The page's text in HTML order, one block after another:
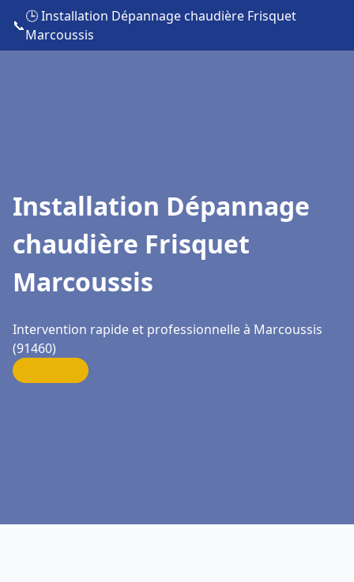
📞
🕒 Installation Dépannage chaudière Frisquet
Marcoussis
Installation Dépannage
chaudière Frisquet
Marcoussis
Intervention rapide et professionnelle à Marcoussis
(91460)